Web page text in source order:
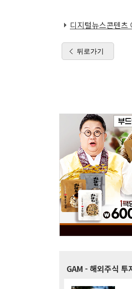
디지털뉴스콘텐츠
뒤로가기
GAM - 해외주식 투